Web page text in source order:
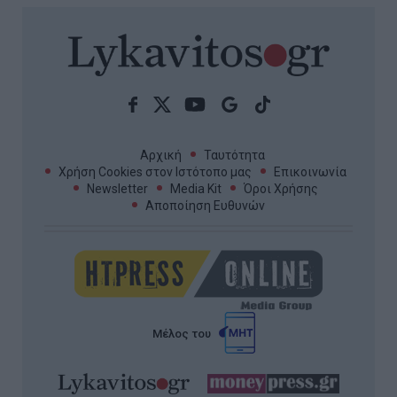
Αρχική
Ταυτότητα
Χρήση Cookies στον Ιστότοπο μας
Επικοινωνία
Newsletter
Media Kit
Όροι Χρήσης
Αποποίηση Ευθυνών
Μέλος του